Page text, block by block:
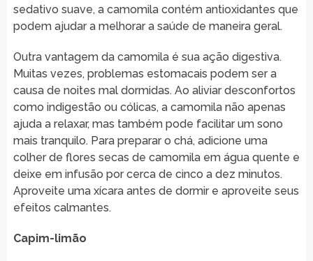
sedativo suave, a camomila contém antioxidantes que
podem ajudar a melhorar a saúde de maneira geral.
Outra vantagem da camomila é sua ação digestiva.
Muitas vezes, problemas estomacais podem ser a
causa de noites mal dormidas. Ao aliviar desconfortos
como indigestão ou cólicas, a camomila não apenas
ajuda a relaxar, mas também pode facilitar um sono
mais tranquilo. Para preparar o chá, adicione uma
colher de flores secas de camomila em água quente e
deixe em infusão por cerca de cinco a dez minutos.
Aproveite uma xícara antes de dormir e aproveite seus
efeitos calmantes.
Capim-limão